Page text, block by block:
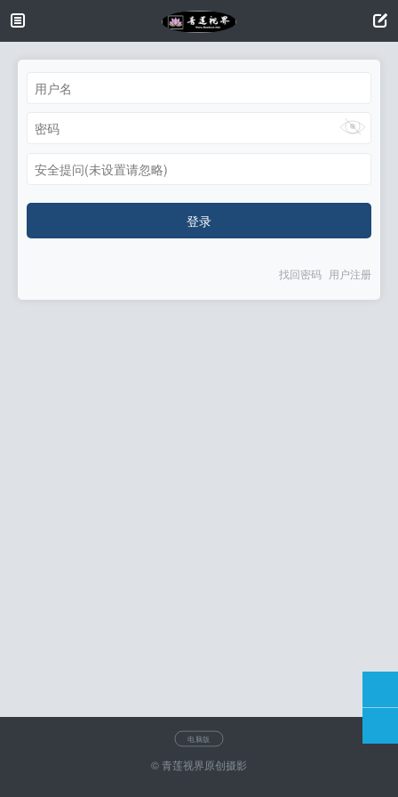
安全提问(未设置请忽略)
登录
找回密码 用户注册
电脑版
© 青莲视界原创摄影